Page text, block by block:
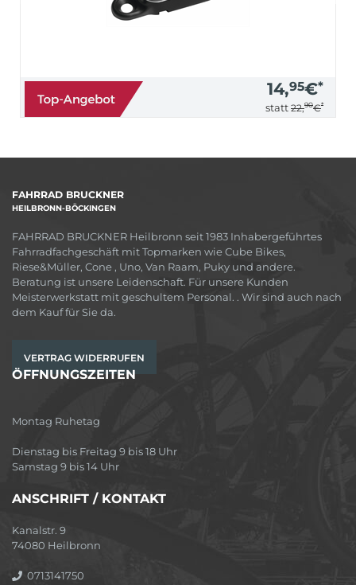
14,95€*
statt 22,90€*
FAHRRAD BRUCKNER
HEILBRONN-BÖCKINGEN
FAHRRAD BRUCKNER Heilbronn seit 1983 Inhabergeführtes
Fahrradfachgeschäft mit Topmarken wie Cube Bikes,
Riese&Müller, Cone , Uno, Van Raam, Puky und andere.
Beratung ist unsere Leidenschaft. Für unsere Kunden
Meisterwerkstatt mit geschultem Personal. . Wir sind auch nach
dem Kauf für Sie da.
VERTRAG WIDERRUFEN
ÖFFNUNGSZEITEN
Montag Ruhetag
Dienstag bis Freitag 9 bis 18 Uhr
Samstag 9 bis 14 Uhr
ANSCHRIFT / KONTAKT
Kanalstr. 9
74080 Heilbronn
0713141750